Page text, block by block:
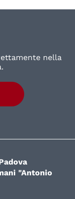
nella
"Antonio